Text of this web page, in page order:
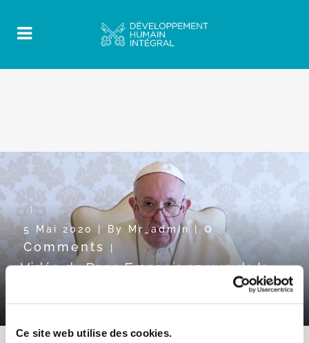
Ce site web utilise des cookies.
5 Mai 2020 | By Mr_admin |
0
Comments
|
Vidéo du Pape François en vue de la